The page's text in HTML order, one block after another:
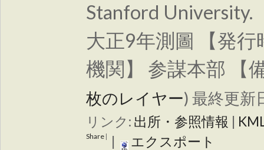
Stanford University.
大正9年測圖 【発
機関】 参謀本部
枚のレイヤー) 最終更新
リンク: 出所・参照情報 |
Share | | エクスポート